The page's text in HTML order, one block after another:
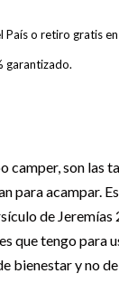
camper, son las
para acampar.
de Jeremías
que tengo para
bienestar y no
o retiro gratis en
garantizado.